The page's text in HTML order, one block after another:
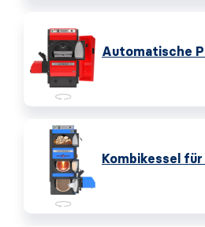
Automatische
Kombikessel